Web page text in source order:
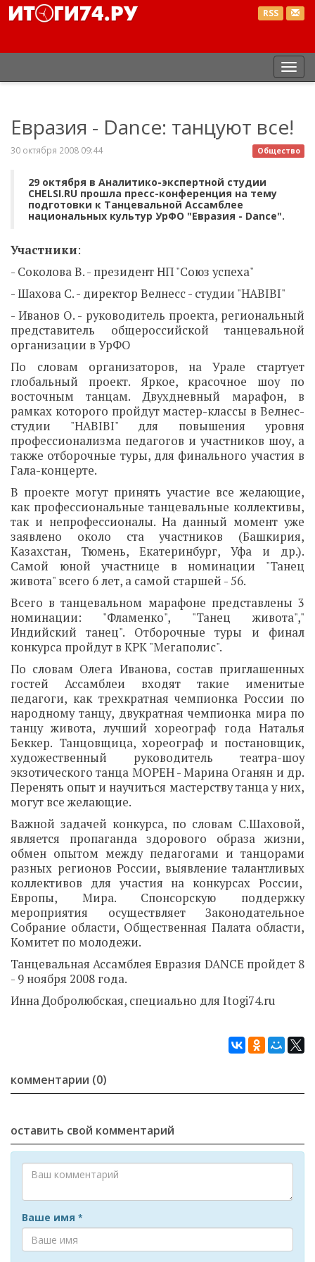
RSS
Евразия - Dance: танцуют все!
Общество
30 октября 2008 09:44
29 октября в Аналитико-экспертной студии
CHELSI.RU прошла пресс-конференция на тему
подготовки к Танцевальной Ассамблее
национальных культур УрФО "Евразия - Dance".
Участники:
- Соколова В. - президент НП "Союз успеха"
- Шахова С. - директор Велнесс - студии "HABIBI"
- Иванов О. - руководитель проекта, региональный
представитель общероссийской танцевальной
организации в УрФО
По словам организаторов, на Урале стартует
глобальный проект. Яркое, красочное шоу по
восточным танцам. Двухдневный марафон, в
рамках которого пройдут мастер-классы в Велнес-
студии "HABIBI" для повышения уровня
профессионализма педагогов и участников шоу, а
также отборочные туры, для финального участия в
Гала-концерте.
В проекте могут принять участие все желающие,
как профессиональные танцевальные коллективы,
так и непрофессионалы. На данный момент уже
заявлено около ста участников (Башкирия,
Казахстан, Тюмень, Екатеринбург, Уфа и др.).
Самой юной участнице в номинации "Танец
живота" всего 6 лет, а самой старшей - 56.
Всего в танцевальном марафоне представлены 3
номинации: "Фламенко", "Танец живота","
Индийский танец". Отборочные туры и финал
конкурса пройдут в КРК "Мегаполис".
По словам Олега Иванова, состав приглашенных
гостей Ассамблеи входят такие именитые
педагоги, как трехкратная чемпионка России по
народному танцу, двукратная чемпионка мира по
танцу живота, лучший хореограф года Наталья
Беккер. Танцовщица, хореограф и постановщик,
художественный руководитель театра-шоу
экзотического танца МОРЕН - Марина Оганян и др.
Перенять опыт и научиться мастерству танца у них,
могут все желающие.
Важной задачей конкурса, по словам С.Шаховой,
является пропаганда здорового образа жизни,
обмен опытом между педагогами и танцорами
разных регионов России, выявление талантливых
коллективов для участия на конкурсах России,
Европы, Мира. Спонсорскую поддержку
мероприятия осуществляет Законодательное
Собрание области, Общественная Палата области,
Комитет по молодежи.
Танцевальная Ассамблея Евразия DANCE пройдет 8
- 9 ноября 2008 года.
Инна Добролюбская, специально для Itogi74.ru
комментарии (0)
оставить свой комментарий
Ваше имя *